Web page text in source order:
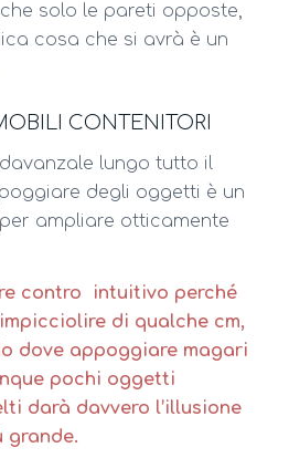
solo le pareti opposte,
cosa che si avrà è un
CONTENITORI
lungo tutto il
degli oggetti è un
ampliare otticamente
contro intuitivo perché
di qualche cm,
dove appoggiare magari
pochi oggetti
darà davvero l’illusione
grande.